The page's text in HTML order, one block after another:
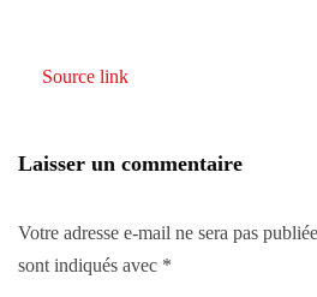
Source link
Laisser un commentaire
Votre adresse e-mail ne sera pas
sont indiqués avec *